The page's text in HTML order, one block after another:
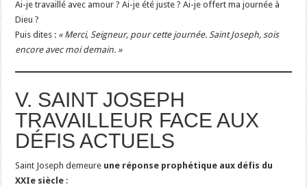
Ai-je travaillé avec amour ? Ai-je été juste ? Ai-je offert ma journée à
Dieu ?
Puis dites : « Merci, Seigneur, pour cette journée. Saint Joseph, sois
encore avec moi demain. »
V. SAINT JOSEPH
TRAVAILLEUR FACE AUX
DÉFIS ACTUELS
Saint Joseph demeure une réponse prophétique aux défis du
XXIe siècle :